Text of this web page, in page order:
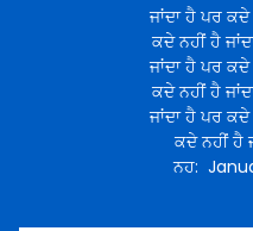
ਜਾਂਦਾ ਹੈ ਪਰ
ਕਦੇ ਨਹੀਂ ਹੈ
ਜਾਂਦਾ ਹੈ ਪਰ
ਕਦੇ ਨਹੀਂ ਹੈ
ਜਾਂਦਾ ਹੈ ਪਰ
ਕਦੇ ਨਹੀਂ ਹੈ
ਨਹ: